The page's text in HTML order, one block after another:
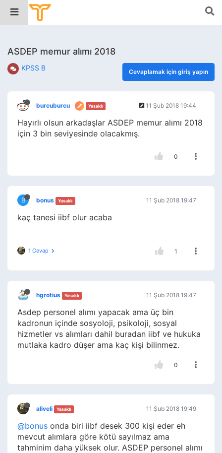
ASDEP memur alımı 2018
KPSS B Cevaplamak için giriş yapın
burcuburcu Yasaklı 11 Şub 2018 19:44
Hayırlı olsun arkadaşlar ASDEP memur alımı 2018
için 3 bin seviyesinde olacakmış.
0
B bonus Yasaklı 11 Şub 2018 19:47
kaç tanesi iibf olur acaba
1 Cevap 1
hgrotius Yasaklı 11 Şub 2018 19:47
Asdep personel alımı yapacak ama üç bin
kadronun içinde sosyoloji, psikoloji, sosyal
hizmetler vs alımları dahil buradan iibf ve hukuka
mutlaka kadro düşer ama kaç kişi bilinmez.
0
aliveli Yasaklı 11 Şub 2018 19:49
@bonus onda biri iibf desek 300 kişi eder eh
mevcut alımlara göre kötü sayılmaz ama
tahminim daha yüksek olur. ASDEP personel alımı